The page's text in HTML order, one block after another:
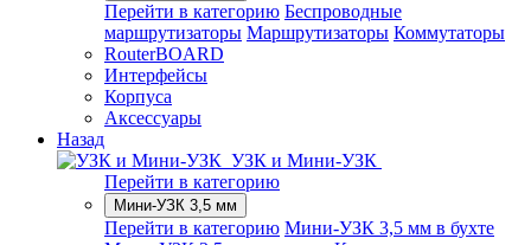
Перейти в категорию Беспроводные
маршрутизаторы Маршрутизаторы Коммутаторы
RouterBOARD
Интерфейсы
Корпуса
Аксессуары
Назад
УЗК и Мини-УЗК
Перейти в категорию
Мини-УЗК 3,5 мм
Перейти в категорию Мини-УЗК 3,5 мм в бухте